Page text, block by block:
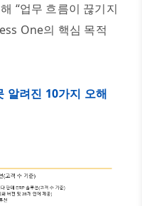
해 “업무 흐름이 끊기지
One의 핵심 목적
려진 10가지 오해